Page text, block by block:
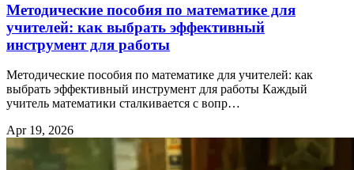
Методические пособия по математике для
учителей: как выбрать эффективный
инструмент для работы
Методические пособия по математике для учителей: как
выбрать эффективный инструмент для работы Каждый
учитель математики сталкивается с вопр…
Apr 19, 2026